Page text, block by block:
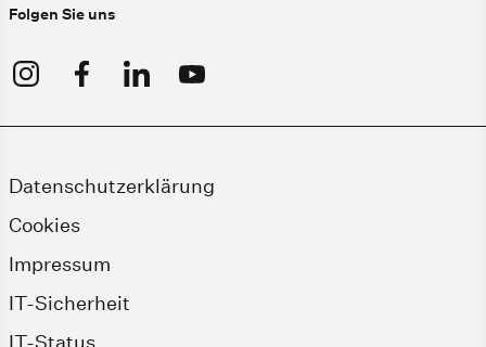
Folgen Sie uns
Datenschutzerklärung
Cookies
Impressum
IT-Sicherheit
IT-Status